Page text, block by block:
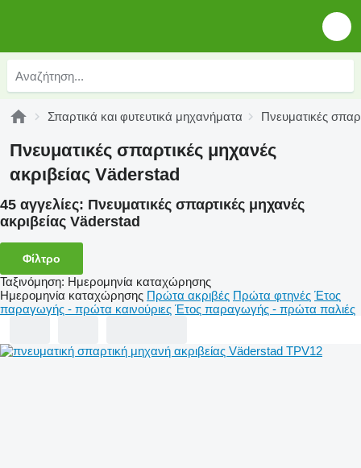
Σπαρτικά και φυτευτικά μηχανήματα Πνευματικές
Πνευματικές σπαρτικές μηχανές
ακριβείας Väderstad
45 αγγελίες: Πνευματικές σπαρτικές μηχανές
ακριβείας Väderstad
Φίλτρο
Ταξινόμηση: Ημερομηνία καταχώρησης
Ημερομηνία καταχώρησης Πρώτα ακριβές Πρώτα φτηνές Έτος
παραγωγής - πρώτα καινούριες Έτος παραγωγής - πρώτα παλιές